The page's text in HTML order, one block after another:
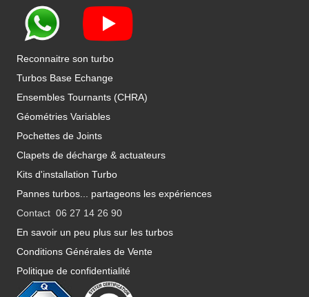
Reconnaitre son turbo
Turbos Base Echange
Ensembles Tournants (CHRA)
Géométries Variables
Pochettes de Joints
Clapets de décharge & actuateurs
Kits d'installation Turbo
Pannes turbos... partageons les expériences
Contact 06 27 14 26 90
En savoir un peu plus sur les turbos
Conditions Générales de Vente
Politique de confidentialité